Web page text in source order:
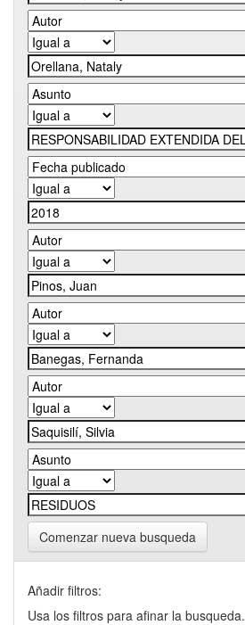
Comenzar nueva busqueda
Añadir filtros:
Usa los filtros para afinar la busqueda.